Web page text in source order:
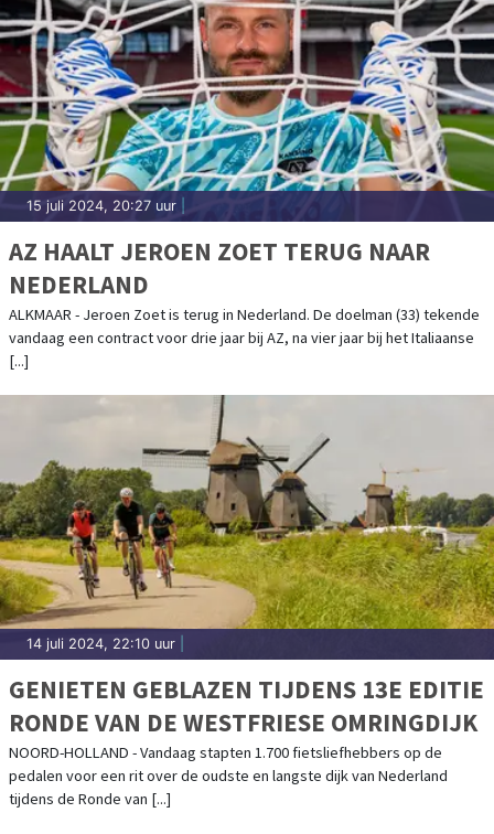
15 juli 2024, 20:27 uur
AZ HAALT JEROEN ZOET TERUG NAAR
NEDERLAND
ALKMAAR - Jeroen Zoet is terug in Nederland. De doelman (33) tekende
vandaag een contract voor drie jaar bij AZ, na vier jaar bij het Italiaanse
[...]
14 juli 2024, 22:10 uur
GENIETEN GEBLAZEN TIJDENS 13E EDITIE
RONDE VAN DE WESTFRIESE OMRINGDIJK
NOORD-HOLLAND - Vandaag stapten 1.700 fietsliefhebbers op de
pedalen voor een rit over de oudste en langste dijk van Nederland
tijdens de Ronde van [...]